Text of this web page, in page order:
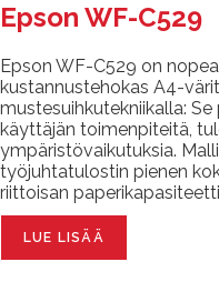
Epson WF-C529
Epson WF-C529 on
kustannustehokas A4-
mustesuihkutekniikalla:
käyttäjän toimenpiteitä,
ympäristövaikutuksia.
työjuhtatulostin pienen
riittoisan
LUE LISÄÄ